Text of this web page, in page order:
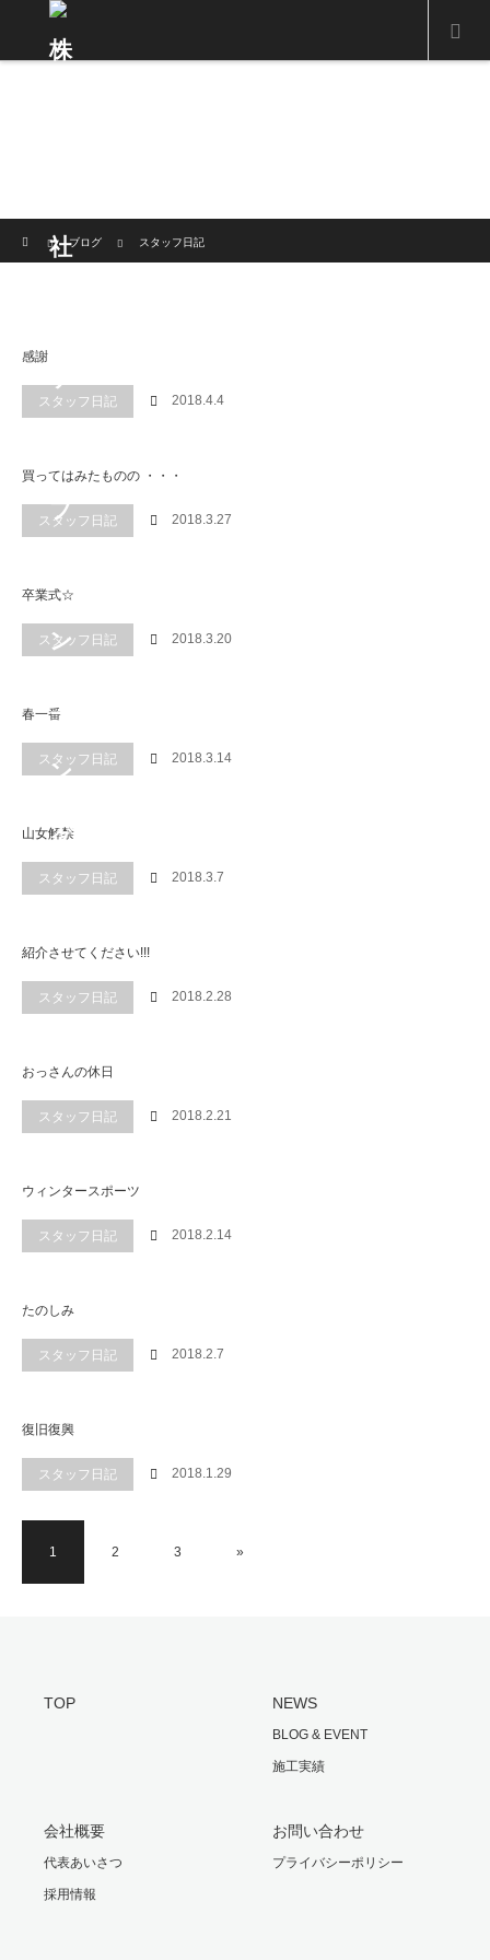
ブログ
スタッフ日記
感謝
スタッフ日記 2018.4.4
買ってはみたものの ・・・
スタッフ日記 2018.3.27
卒業式☆
スタッフ日記 2018.3.20
春一番
スタッフ日記 2018.3.14
山女解禁
スタッフ日記 2018.3.7
紹介させてください!!!
スタッフ日記 2018.2.28
おっさんの休日
スタッフ日記 2018.2.21
ウィンタースポーツ
スタッフ日記 2018.2.14
たのしみ
スタッフ日記 2018.2.7
復旧復興
スタッフ日記 2018.1.29
1 2 3 »
TOP NEWS
BLOG & EVENT
施工実績
会社概要
代表あいさつ
採用情報
お問い合わせ
プライバシーポリシー